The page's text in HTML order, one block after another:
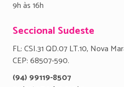
9h às 16h
Seccional Sudeste
FL: CSI.31 QD.07 LT.10, Nova
CEP: 68507-590.
(94) 99119-8507